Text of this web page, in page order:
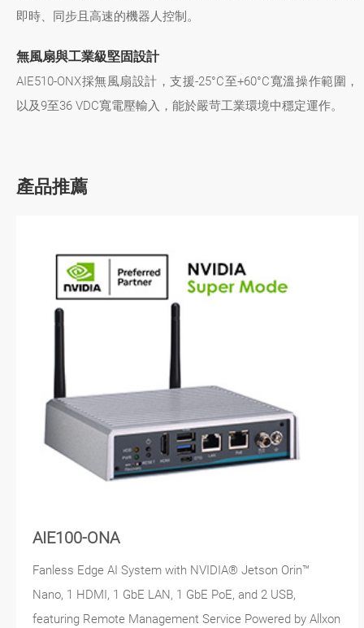
即時、同步且高速的機器人控制。
無風扇與工業級堅固設計
AIE510-ONX採無風扇設計，支援-25°C至+60°C寬溫操作範圍，
以及9至36 VDC寬電壓輸入，能於嚴苛工業環境中穩定運作。
產品推薦
AIE100-ONA
Fanless Edge AI System with NVIDIA® Jetson Orin™
Nano, 1 HDMI, 1 GbE LAN, 1 GbE PoE, and 2 USB,
featuring Remote Management Service Powered by Allxon